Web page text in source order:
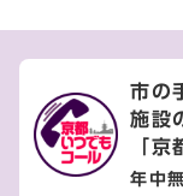
市の
施設
「京
年中